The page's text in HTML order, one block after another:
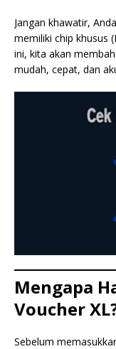
Jangan khawatir,
memiliki chip khusus
ini, kita akan
mudah, cepat, dan
Mengapa
Voucher
Sebelum